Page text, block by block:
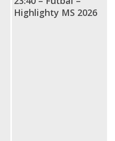
Highlighty MS 2026